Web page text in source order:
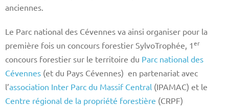
anciennes.
Le Parc national des Cévennes va ainsi organiser pour la
première fois un concours forestier SylvoTrophée, 1er
concours forestier sur le territoire du Parc national des
Cévennes (et du Pays Cévennes) en partenariat avec
l’association Inter Parc du Massif Central (IPAMAC) et le
Centre régional de la propriété forestière (CRPF)